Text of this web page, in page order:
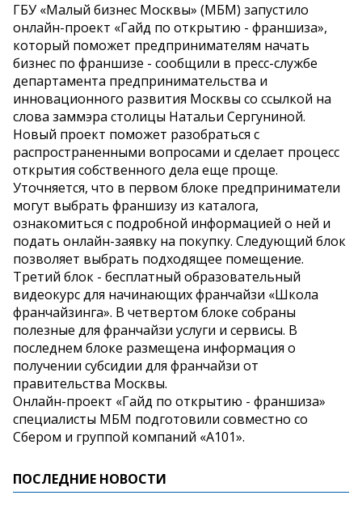
ГБУ «Малый бизнес Москвы» (МБМ) запустило
онлайн-проект «Гайд по открытию - франшиза»,
который поможет предпринимателям начать
бизнес по франшизе - сообщили в пресс-службе
департамента предпринимательства и
инновационного развития Москвы со ссылкой на
слова заммэра столицы Натальи Сергуниной.
Новый проект поможет разобраться с
распространенными вопросами и сделает процесс
открытия собственного дела еще проще.
Уточняется, что в первом блоке предприниматели
могут выбрать франшизу из каталога,
ознакомиться с подробной информацией о ней и
подать онлайн-заявку на покупку. Следующий блок
позволяет выбрать подходящее помещение.
Третий блок - бесплатный образовательный
видеокурс для начинающих франчайзи «Школа
франчайзинга». В четвертом блоке собраны
полезные для франчайзи услуги и сервисы. В
последнем блоке размещена информация о
получении субсидии для франчайзи от
правительства Москвы.
Онлайн-проект «Гайд по открытию - франшиза»
специалисты МБМ подготовили совместно со
Сбером и группой компаний «А101».
ПОСЛЕДНИЕ НОВОСТИ